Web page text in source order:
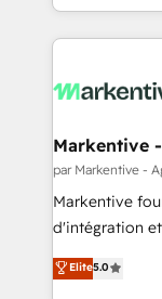
Software) and
making this
and system
trainers to drive
Generation - Full-funnel marketing and high-
performance
Expert
accreditations
Markentive
par Markentive -
Markentive
d'intégration
North America.
marketing
Elite5.0